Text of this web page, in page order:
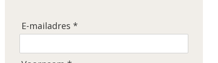
E-mailadres *